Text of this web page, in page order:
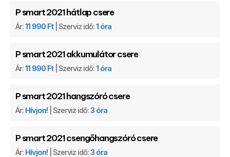
P smart 2021 hátlap csere
Ár:11 990 Ft| Szerviz idő:1 óra
P smart 2021 akkumulátor csere
Ár:11 990 Ft| Szerviz idő:1 óra
P smart 2021 hangszóró csere
Ár: Hívjon! | Szerviz idő:3 óra
P smart 2021 csengőhangszóró csere
Ár: Hívjon! | Szerviz idő:3 óra